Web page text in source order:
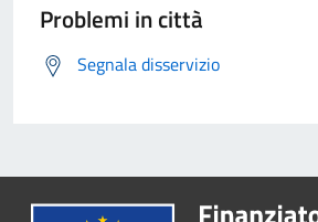
Problemi in città
Segnala disservizio